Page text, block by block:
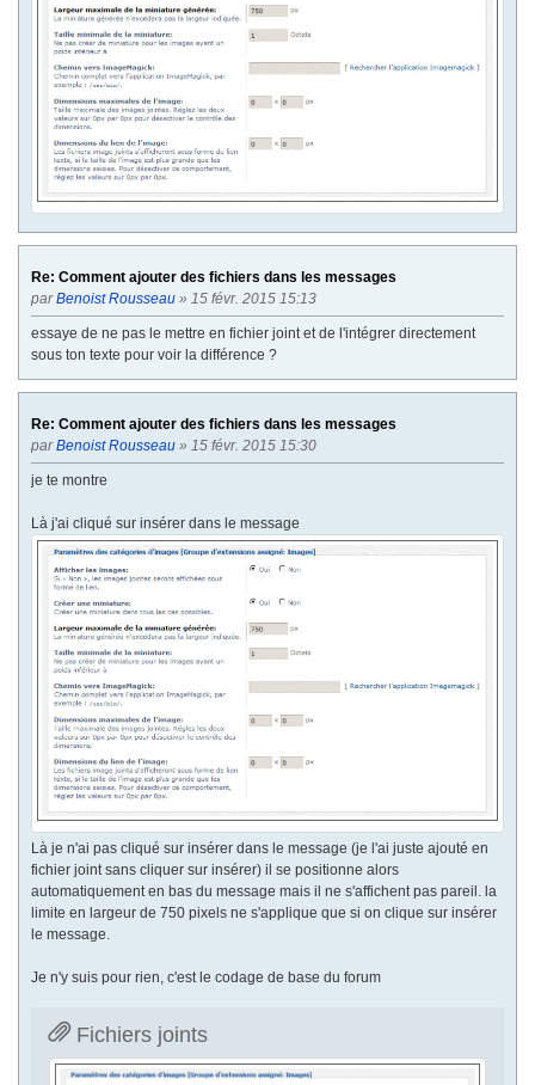
Re: Comment ajouter des fichiers dans les messages
parBenoist Rousseau » 15 févr. 2015 15:13
essaye de ne pas le mettre en fichier joint et de l'intégrer directement
sous ton texte pour voir la différence ?
Re: Comment ajouter des fichiers dans les messages
parBenoist Rousseau » 15 févr. 2015 15:30
je te montre
Là j'ai cliqué sur insérer dans le message
Là je n'ai pas cliqué sur insérer dans le message (je l'ai juste ajouté en
fichier joint sans cliquer sur insérer) il se positionne alors
automatiquement en bas du message mais il ne s'affichent pas pareil. la
limite en largeur de 750 pixels ne s'applique que si on clique sur insérer
le message.
Je n'y suis pour rien, c'est le codage de base du forum
Fichiers joints